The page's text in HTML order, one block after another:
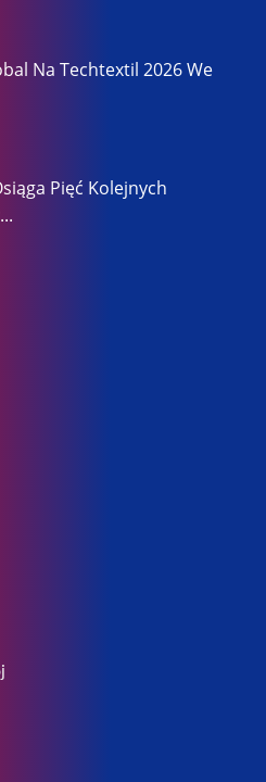
Na Techtextil 2026 We
Pięć Kolejnych